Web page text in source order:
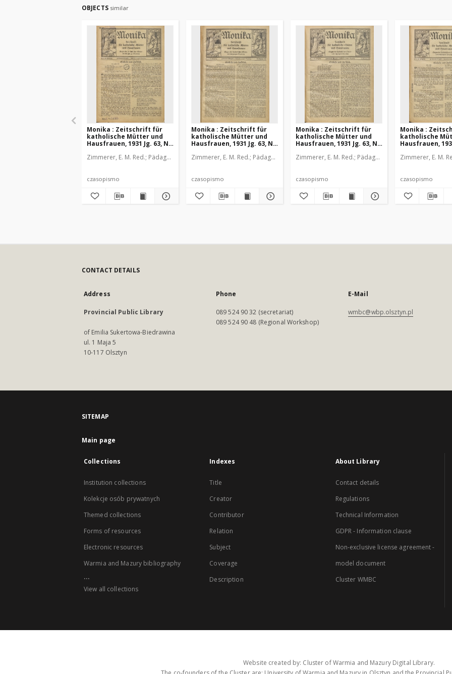
OBJECTS similar
Monika : Zeitschrift für
katholische Mütter und
Hausfrauen, 1931 Jg. 63, Nr.
Zimmerer, E. M. Red. Pädagogische Stiftung Cassianeum
czasopismo
Monika : Zeitschrift für
katholische Mütter und
Hausfrauen, 1931 Jg. 63, Nr.
Zimmerer, E. M. Red. Pädagogische Stiftung Cassianeum
czasopismo
Monika : Zeitschrift für
katholische Mütter und
Hausfrauen, 1931 Jg. 63, Nr.
Zimmerer, E. M. Red. Pädagogische Stiftung
czasopismo
Monika :
katholische
Hausfrauen,
Zimmerer, E. M.
czasopismo
CONTACT DETAILS
Address
Provincial Public Library
of Emilia Sukertowa-Biedrawina
ul. 1 Maja 5
10-117 Olsztyn
Phone
089 524 90 32 (secretariat)
089 524 90 48 (Regional Workshop)
E-Mail
wmbc@wbp.olsztyn.pl
SITEMAP
Main page
Collections
Institution collections
Kolekcje osób prywatnych
Themed collections
Forms of resources
Electronic resources
Warmia and Mazury bibliography
...
View all collections
Indexes
Title
Creator
Contributor
Relation
Subject
Coverage
Description
About Library
Contact details
Regulations
Technical Information
GDPR - Information clause
Non-exclusive license agreement -
model document
Cluster WMBC
Website created by: Cluster of Warmia and Mazury Digital Library.